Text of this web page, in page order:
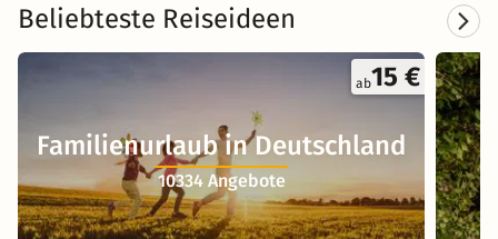
Beliebteste Reiseideen
ab15 €
Familienurlaub in Deutschland
10334 Angebote